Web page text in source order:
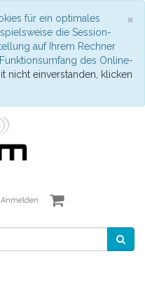
×
für ein optimales
die Session-
auf Ihrem Rechner
des Online-
nicht einverstanden, klicken
Anmelden